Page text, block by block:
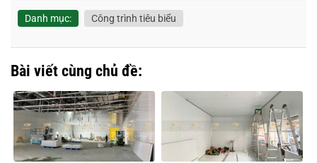
Danh mục: Công trình tiêu biểu
Bài viết cùng chủ đề: